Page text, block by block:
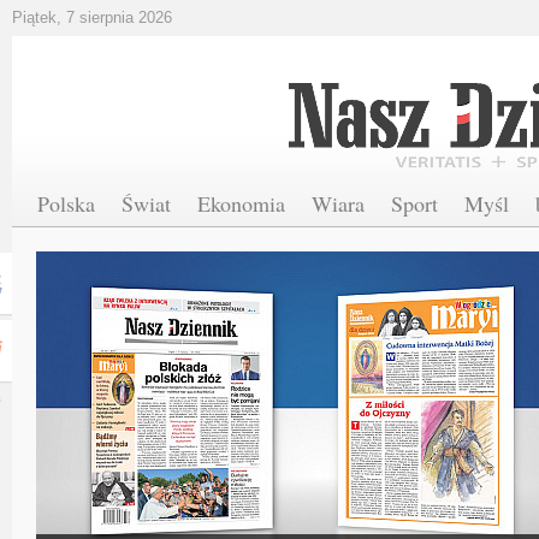
Piątek, 7 sierpnia 2026
Polska Świat Ekonomia Wiara Sport Myśl